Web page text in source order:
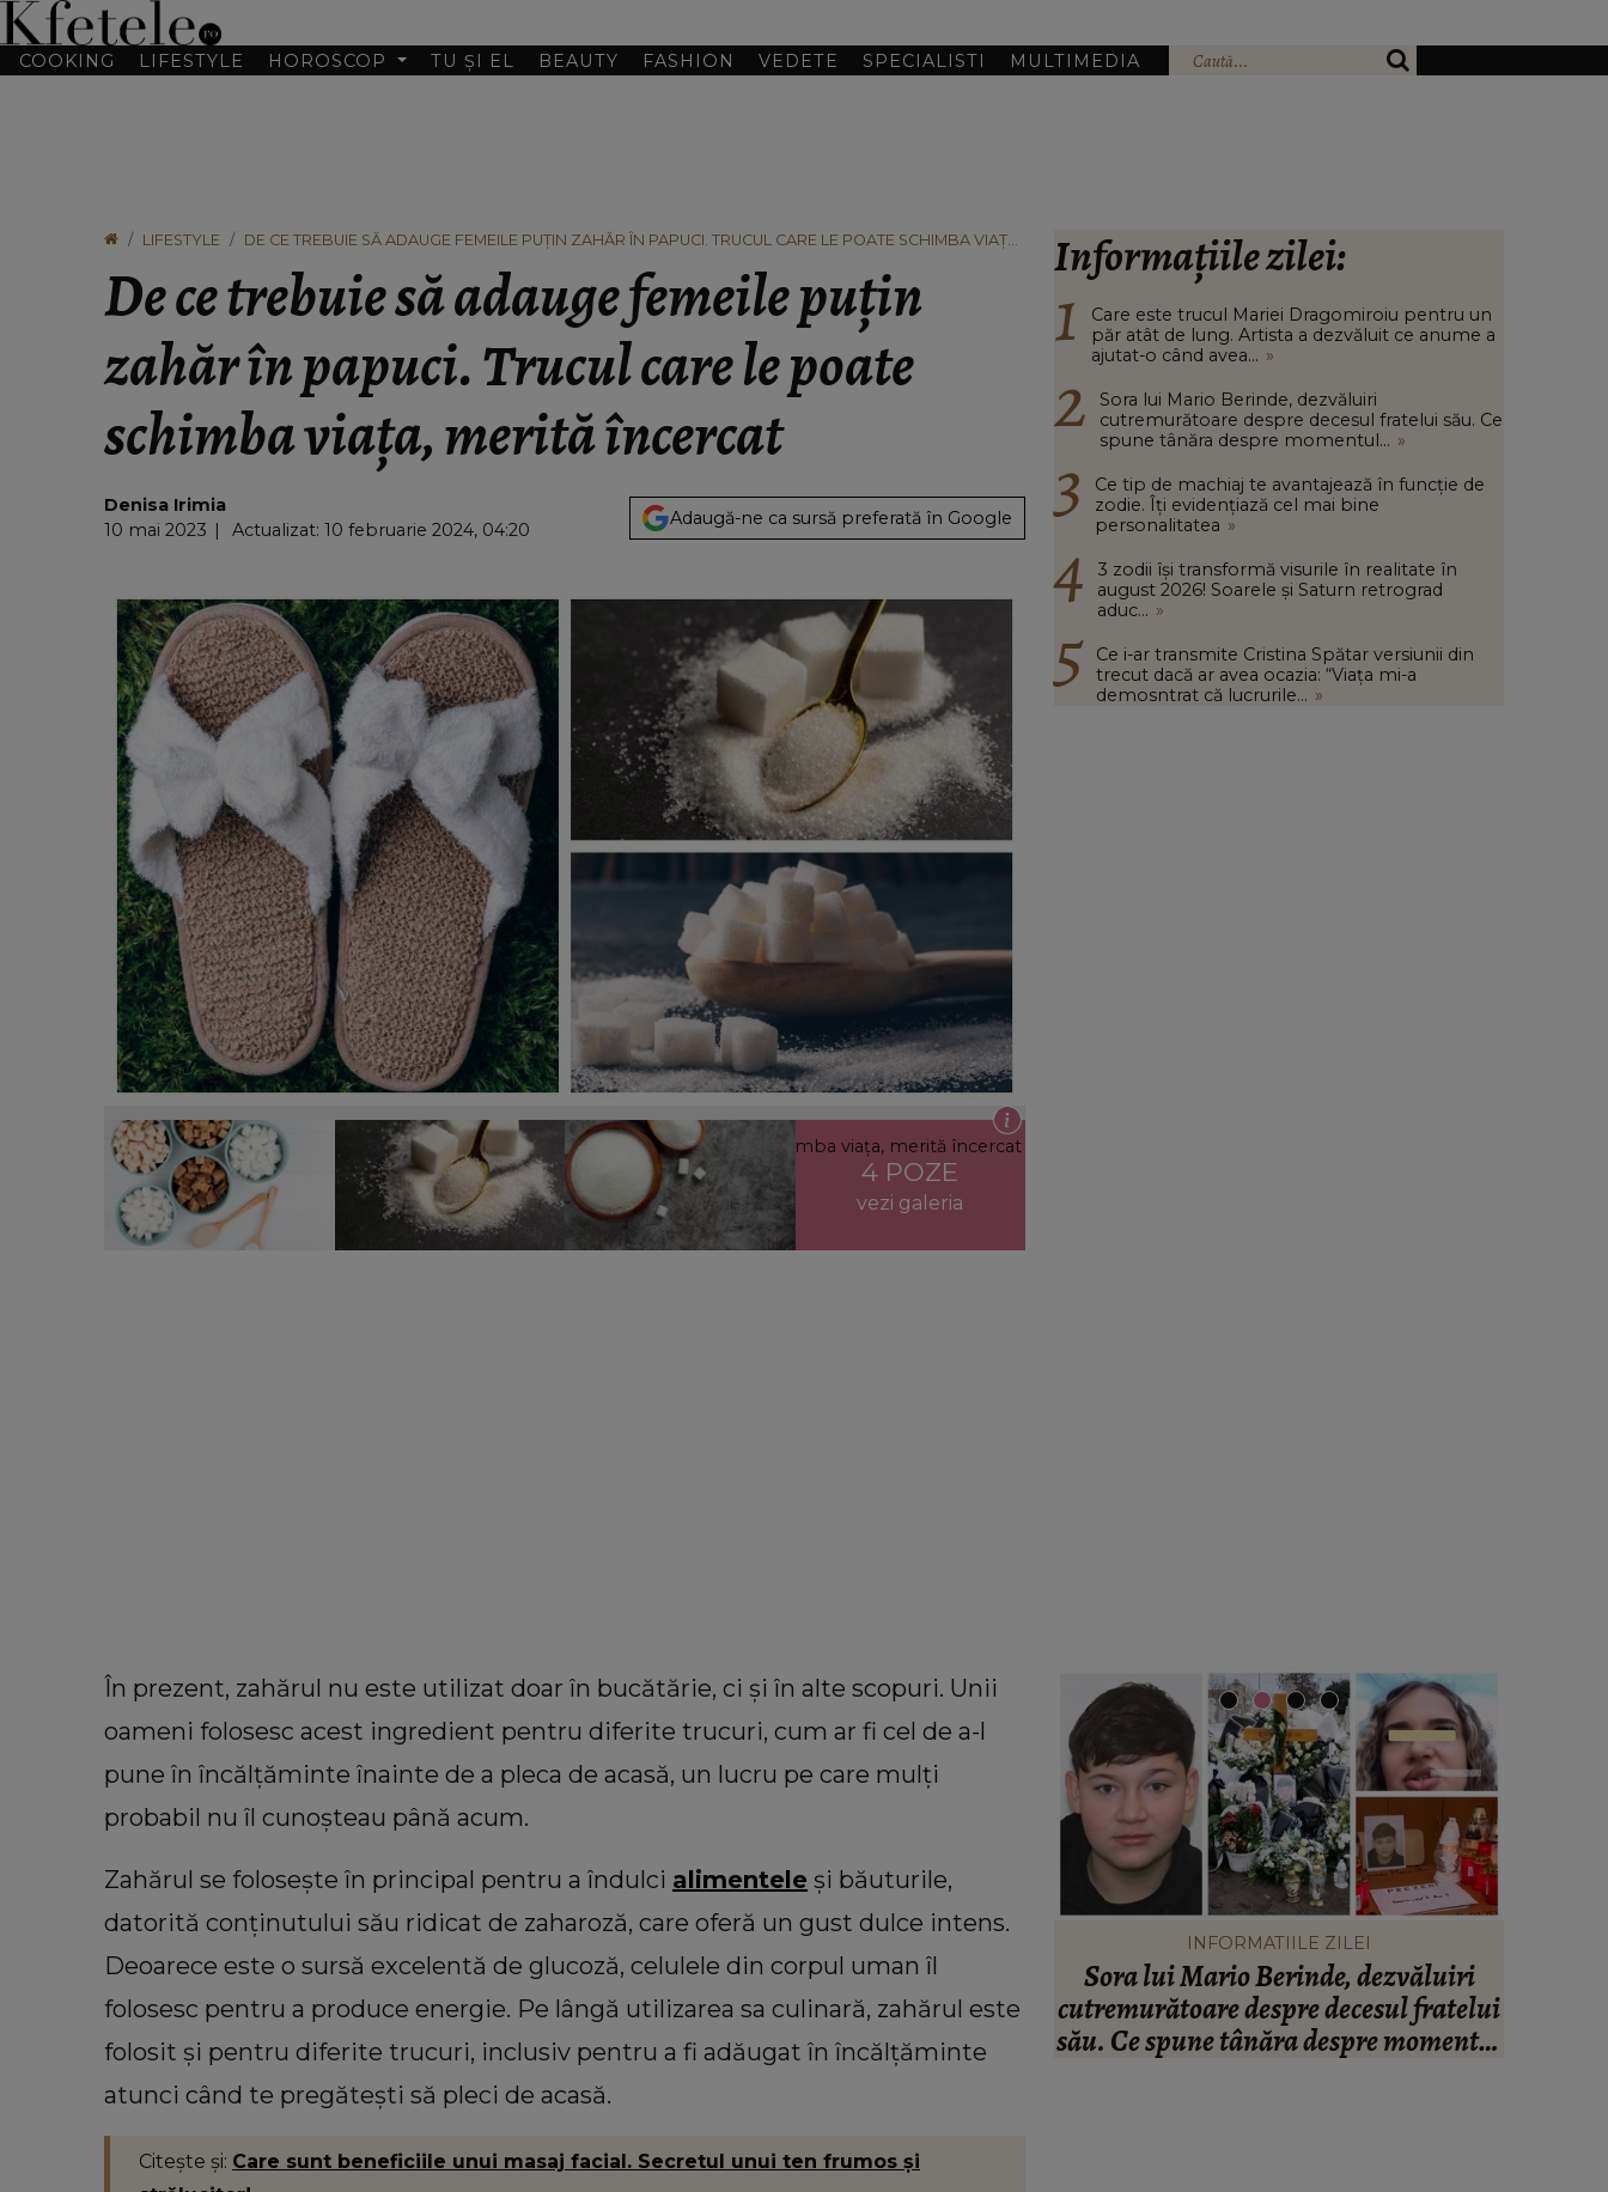
COOKING LIFESTYLE HOROSCOP TU ȘI EL BEAUTY FASHION VEDETE SPECIALISTI MULTIMEDIA
LIFESTYLE
DE CE TREBUIE SĂ ADAUGE FEMEILE PUȚIN ZAHĂR ÎN PAPUCI. TRUCUL CARE LE POATE SCHIMBA VIAȚA,
De ce trebuie să adauge femeile puțin
zahăr în papuci. Trucul care le poate
schimba viața, merită încercat
Denisa Irimia
10 mai 2023
Actualizat: 10 februarie 2024, 04:20
Adaugă-ne ca sursă preferată în Google
De ce trebuie să adauge femeile puțin zahăr în papuci. Trucul care le poate schimba viața, merită încercat
4 POZE
vezi galeria
Informațiile zilei:
Care este trucul Mariei Dragomiroiu pentru un
păr atât de lung. Artista a dezvăluit ce anume a
ajutat-o când avea... »
Sora lui Mario Berinde, dezvăluiri
cutremurătoare despre decesul fratelui său. Ce
spune tânăra despre momentul... »
Ce tip de machiaj te avantajează în funcție de
zodie. Îți evidențiază cel mai bine
personalitatea »
3 zodii își transformă visurile în realitate în
august 2026! Soarele și Saturn retrograd
aduc... »
Ce i-ar transmite Cristina Spătar versiunii din
trecut dacă ar avea ocazia: “Viața mi-a
demosntrat că lucrurile... »
În prezent, zahărul nu este utilizat doar în bucătărie, ci și în alte scopuri. Unii
oameni folosesc acest ingredient pentru diferite trucuri, cum ar fi cel de a-l
pune în încălțăminte înainte de a pleca de acasă, un lucru pe care mulți
probabil nu îl cunoșteau până acum.
Zahărul se folosește în principal pentru a îndulci alimentele și băuturile,
datorită conținutului său ridicat de zaharoză, care oferă un gust dulce intens.
Deoarece este o sursă excelentă de glucoză, celulele din corpul uman îl
folosesc pentru a produce energie. Pe lângă utilizarea sa culinară, zahărul este
folosit și pentru diferite trucuri, inclusiv pentru a fi adăugat în încălțăminte
atunci când te pregătești să pleci de acasă.
Citește și: Care sunt beneficiile unui masaj facial. Secretul unui ten frumos și
Ce i-ar transmite Cristina Spătar
versiunii din trecut dacă ar avea
ocazia: “Viața mi-a demosntrat că
lucrurile nu stau așa.”
VEDETE
Care este trucul Mariei Dragomiroiu
pentru un păr atât de lung. Artista a
dezvăluit ce anume a ajutat-o când
avea probleme cu el: “Am învățat din
INFORMATIILE ZILEI
Sora lui Mario Berinde, dezvăluiri
cutremurătoare despre decesul fratelui
său. Ce spune tânăra despre momentul